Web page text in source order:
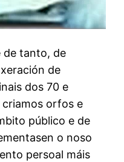
de tanto, de
de
dos 70 e
orfos e
público e de
o noso
persoal máis